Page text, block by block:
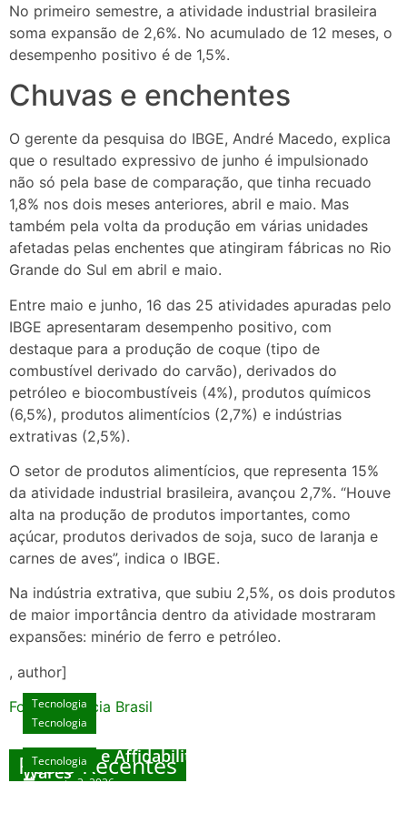
No primeiro semestre, a atividade industrial brasileira
soma expansão de 2,6%. No acumulado de 12 meses, o
desempenho positivo é de 1,5%.
Chuvas e enchentes
O gerente da pesquisa do IBGE, André Macedo, explica
que o resultado expressivo de junho é impulsionado
não só pela base de comparação, que tinha recuado
1,8% nos dois meses anteriores, abril e maio. Mas
também pela volta da produção em várias unidades
afetadas pelas enchentes que atingiram fábricas no Rio
Grande do Sul em abril e maio.
Entre maio e junho, 16 das 25 atividades apuradas pelo
IBGE apresentaram desempenho positivo, com
destaque para a produção de coque (tipo de
combustível derivado do carvão), derivados do
petróleo e biocombustíveis (4%), produtos químicos
(6,5%), produtos alimentícios (2,7%) e indústrias
extrativas (2,5%).
O setor de produtos alimentícios, que representa 15%
da atividade industrial brasileira, avançou 2,7%. “Houve
alta na produção de produtos importantes, como
açúcar, produtos derivados de soja, suco de laranja e
carnes de aves”, indica o IBGE.
Na indústria extrativa, que subiu 2,5%, os dois produtos
de maior importância dentro da atividade mostraram
expansões: minério de ferro e petróleo.
, author]
Fonte: Agencia Brasil
Posts Recentes
Tecnologia
Unlock Exclusive Rewards at The Big Dog
House
agosto 3, 2026
Tecnologia
Sicurezza e Affidabilità di Mr Nulls Wicked
Wares
Tecnologia
Tecnologia